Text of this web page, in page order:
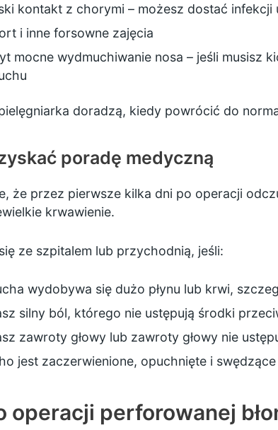
kontakt z chorymi – możesz dostać infekcji
i inne forsowne zajęcia
mocne wydmuchiwanie nosa – jeśli musisz
doradzą, kiedy powrócić do
poradę medyczną
że przez pierwsze kilka dni po operacji
krwawienie.
ze szpitalem lub przychodnią, jeśli:
wydobywa się dużo płynu lub krwi,
silny ból, którego nie ustępują środki
zawroty głowy lub zawroty głowy nie
jest zaczerwienione, opuchnięte i swędzące
operacji perforowanej